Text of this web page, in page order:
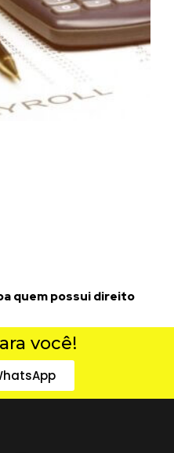
quem possui direito
você!